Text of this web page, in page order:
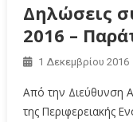
Δηλώσεις
2016 –
1 Δεκεμβρίου 2016
Από την Διεύθυνση
της Περιφερειακής